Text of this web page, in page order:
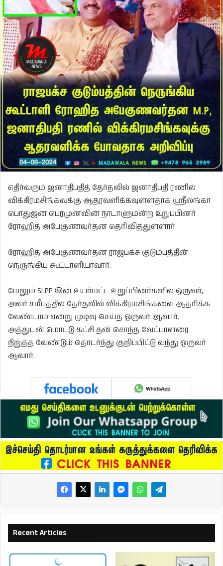
எதிர்வரும் ஜனாதிபதித் தேர்தலில் ஜனாதிபதி ரணில்
விக்கிரமசிங்கவுக்கு ஆதரவளிக்கவுள்ளதாக ஸ்ரீலங்கா
பொதுஜன பெரமுனவின் நாடாளுமன்ற உறுப்பினர்
ரோஹித அபேகுணவர்தன தெரிவித்துள்ளார்.
ரோஹித அபேகுணவர்தன ராஜபக்ச குடும்பத்தின்
நெருங்கிய கூட்டாளியாவார்.
மேலும் SLPP இன் உயர்மட்ட உறுப்பினர்களில் ஒருவர்,
அவர் சமீபத்தில் தேர்தலில் விக்கிரமசிங்கவை ஆதரிக்க
வேண்டாம் என்று முடிவு செய்த ஒருவர் ஆவார்.
அத்துடன் மொட்டு கட்சி தன் சொந்த வேட்பாளரை
நிறுத்த வேண்டும் தொடர்ந்து குறிப்பிட்டு வந்து ஒருவர்
ஆவார்.
Recent Articles